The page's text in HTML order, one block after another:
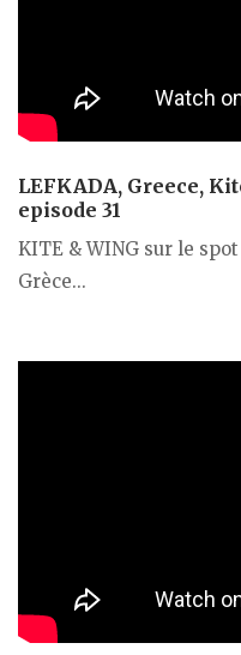
LEFKADA, Greece,
episode 31
KITE & WING sur le
Grèce...